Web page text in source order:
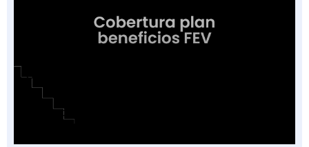
Cobertura o Plan de Beneficios en la Factura
Categorías Vigentes en Colombia 2026